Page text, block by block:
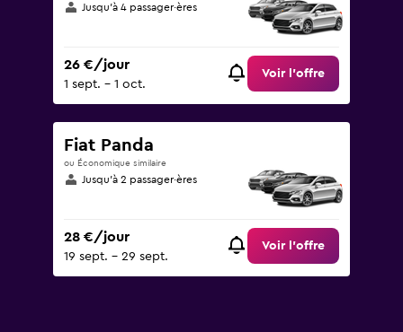
Jusqu’à 4 passager·ères
26 €/jour
1 sept. - 1 oct.
Voir l’offre
Fiat Panda
ou Économique similaire
Jusqu’à 2 passager·ères
28 €/jour
19 sept. - 29 sept.
Voir l’offre